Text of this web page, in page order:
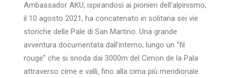
Ambassador AKU, ispirandosi ai pionieri dell’alpinismo,
il 10 agosto 2021, ha concatenato in solitaria sei vie
storiche delle Pale di San Martino. Una grande
avventura documentata dall’interno, lungo un “fil
rouge” che si snoda dai 3000m del Cimon de la Pala
attraverso cime e valli, fino alla cima più meridionale